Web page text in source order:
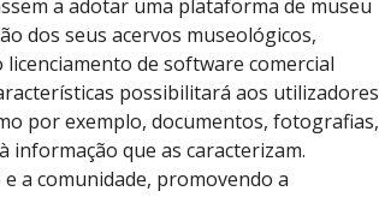
a adotar uma plataforma de museu
dos seus acervos museológicos,
de software comercial
possibilitará aos utilizadores
por exemplo, documentos, fotografias,
informação que as caracterizam.
a comunidade, promovendo a